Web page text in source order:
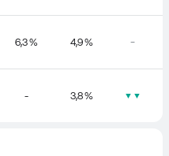
6,3 % 4,9 % -
- 3,8 % ▼▼